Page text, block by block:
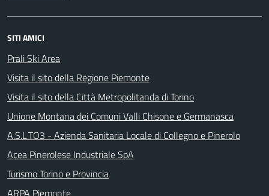
SITI AMICI
Prali Ski Area
Visita il sito della Regione Piemonte
Visita il sito della Città Metropolitanda di Torino
Unione Montana dei Comuni Valli Chisone e Germanasca
A.S.L.TO3 - Azienda Sanitaria Locale di Collegno e Pinerolo
Acea Pinerolese Industriale SpA
Turismo Torino e Provincia
ARPA Piemonte